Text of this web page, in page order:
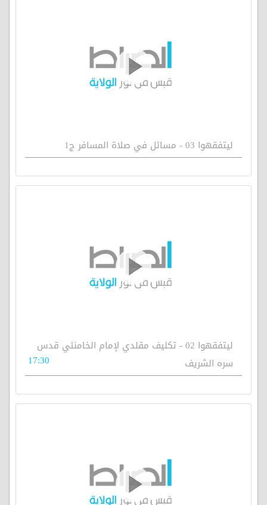
ليتفقهوا 03 - مسائل في صلاة المسافر ج1
ليتفقهوا 02 - تكليف مقلدي لإمام الخامنئي قدس
سره الشريف
17:30